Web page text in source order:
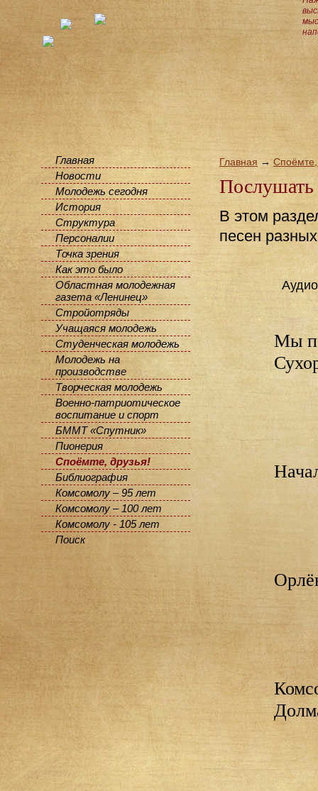
Главная
Новости
Молодежь сегодня
История
Структура
Персоналии
Точка зрения
Как это было
Областная молодежная
газета «Ленинец»
Стройотряды
Учащаяся молодежь
Студенческая молодежь
Молодежь на
производстве
Творческая молодежь
Военно-патриотическое
воспитание и спорт
БММТ «Спутник»
Пионерия
Споёмте, друзья!
Библиография
Комсомолу – 95 лет
Комсомолу – 100 лет
Комсомолу - 105 лет
Поиск
Главная → Споёмте,
Послушать
В этом
песен
Аудио
Мы